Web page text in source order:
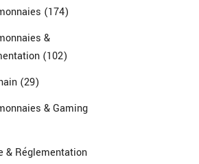
(174)
&
(102)
(29)
& Gaming
& Réglementation